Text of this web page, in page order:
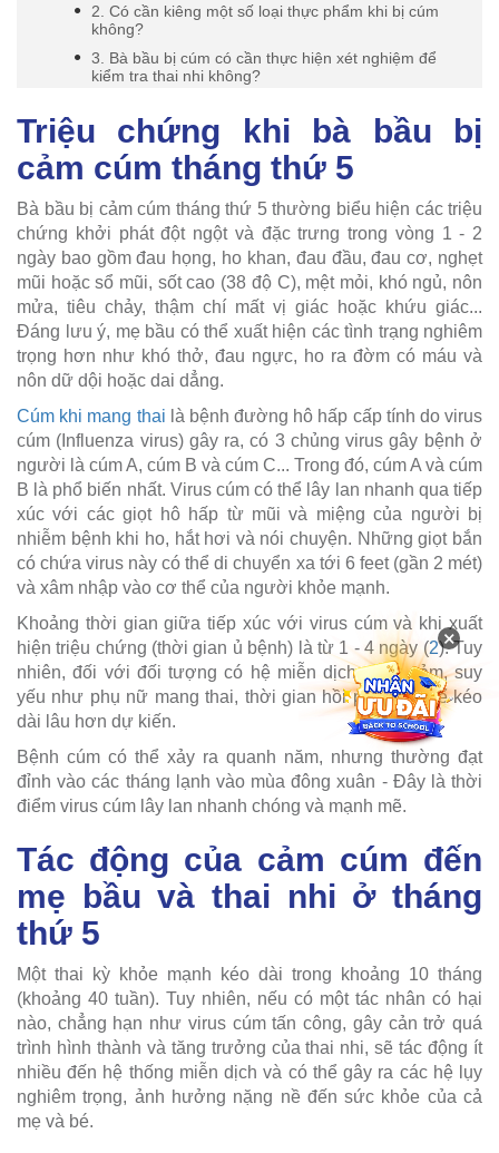
2. Có cần kiêng một số loại thực phẩm khi bị cúm
không?
3. Bà bầu bị cúm có cần thực hiện xét nghiệm để
kiểm tra thai nhi không?
Triệu chứng khi bà bầu bị
cảm cúm tháng thứ 5
Bà bầu bị cảm cúm tháng thứ 5 thường biểu hiện các triệu
chứng khởi phát đột ngột và đặc trưng trong vòng 1 - 2
ngày bao gồm đau họng, ho khan, đau đầu, đau cơ, nghẹt
mũi hoặc sổ mũi, sốt cao (38 độ C), mệt mỏi, khó ngủ, nôn
mửa, tiêu chảy, thậm chí mất vị giác hoặc khứu giác...
Đáng lưu ý, mẹ bầu có thể xuất hiện các tình trạng nghiêm
trọng hơn như khó thở, đau ngực, ho ra đờm có máu và
nôn dữ dội hoặc dai dẳng.
Cúm khi mang thai là bệnh đường hô hấp cấp tính do virus
cúm (Influenza virus) gây ra, có 3 chủng virus gây bệnh ở
người là cúm A, cúm B và cúm C... Trong đó, cúm A và cúm
B là phổ biến nhất. Virus cúm có thể lây lan nhanh qua tiếp
xúc với các giọt hô hấp từ mũi và miệng của người bị
nhiễm bệnh khi ho, hắt hơi và nói chuyện. Những giọt bắn
có chứa virus này có thể di chuyển xa tới 6 feet (gần 2 mét)
và xâm nhập vào cơ thể của người khỏe mạnh.
Khoảng thời gian giữa tiếp xúc với virus cúm và khi xuất
hiện triệu chứng (thời gian ủ bệnh) là từ 1 - 4 ngày (2). Tuy
nhiên, đối với đối tượng có hệ miễn dịch nhạy cảm, suy
yếu như phụ nữ mang thai, thời gian hồi phục có thể kéo
dài lâu hơn dự kiến.
Bệnh cúm có thể xảy ra quanh năm, nhưng thường đạt
đỉnh vào các tháng lạnh vào mùa đông xuân - Đây là thời
điểm virus cúm lây lan nhanh chóng và mạnh mẽ.
Tác động của cảm cúm đến
mẹ bầu và thai nhi ở tháng
thứ 5
Một thai kỳ khỏe mạnh kéo dài trong khoảng 10 tháng
(khoảng 40 tuần). Tuy nhiên, nếu có một tác nhân có hại
nào, chẳng hạn như virus cúm tấn công, gây cản trở quá
trình hình thành và tăng trưởng của thai nhi, sẽ tác động ít
nhiều đến hệ thống miễn dịch và có thể gây ra các hệ lụy
nghiêm trọng, ảnh hưởng nặng nề đến sức khỏe của cả
mẹ và bé.
×